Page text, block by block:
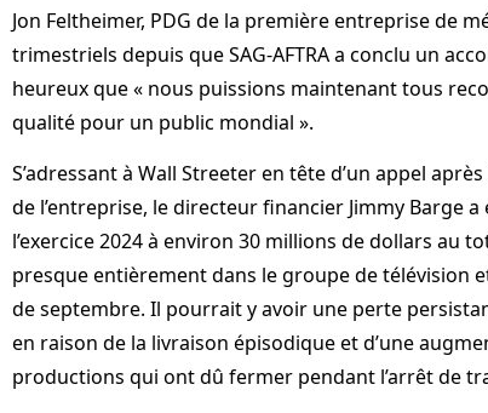
Jon Feltheimer, PDG de la première entreprise de
trimestriels depuis que SAG-AFTRA a conclu un
heureux que « nous puissions maintenant tous
qualité pour un public mondial ».
S’adressant à Wall Streeter en tête d’un appel
de l’entreprise, le directeur financier Jimmy Barge
l’exercice 2024 à environ 30 millions de dollars au
presque entièrement dans le groupe de télévision
de septembre. Il pourrait y avoir une perte
en raison de la livraison épisodique et d’une
productions qui ont dû fermer pendant l’arrêt de